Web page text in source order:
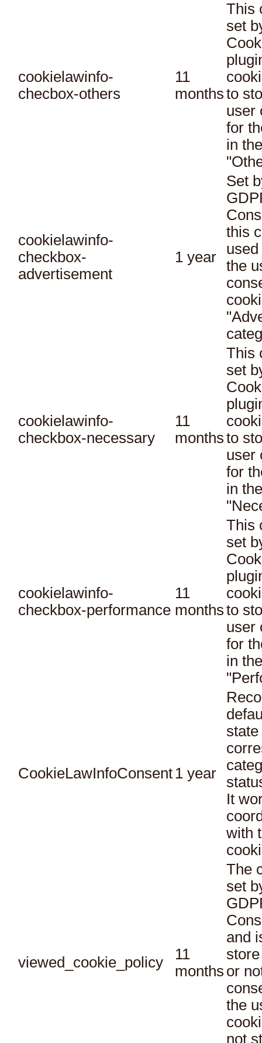
cookielawinfo-
checbox-others
11
months
This
set
to
user
for
in
cookielawinfo-
checkbox-
advertisement
1 year
Set
this
the
cookielawinfo-
checkbox-necessary
11
months
This
set
to
user
for
in
cookielawinfo-
checkbox-performance
11
months
This
set
to
user
for
in
CookieLawInfoConsent 1 year
It
with
viewed_cookie_policy
11
months
The
set
and
or
the
not